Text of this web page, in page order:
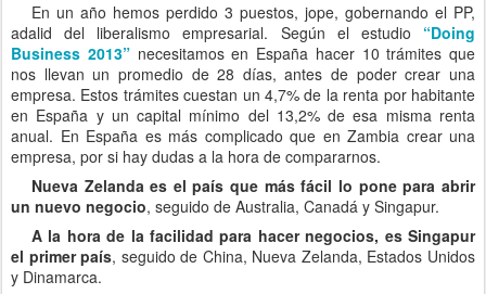
En un año hemos perdido 3 puestos, jope, gobernando el PP,
adalid del liberalismo empresarial. Según el estudio “Doing
Business 2013” necesitamos en España hacer 10 trámites que
nos llevan un promedio de 28 días, antes de poder crear una
empresa. Estos trámites cuestan un 4,7% de la renta por habitante
en España y un capital mínimo del 13,2% de esa misma renta
anual. En España es más complicado que en Zambia crear una
empresa, por si hay dudas a la hora de compararnos.
Nueva Zelanda es el país que más fácil lo pone para abrir
un nuevo negocio, seguido de Australia, Canadá y Singapur.
A la hora de la facilidad para hacer negocios, es Singapur
el primer país, seguido de China, Nueva Zelanda, Estados Unidos
y Dinamarca.